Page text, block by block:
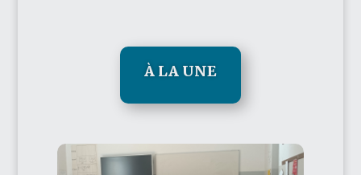
À LA UNE